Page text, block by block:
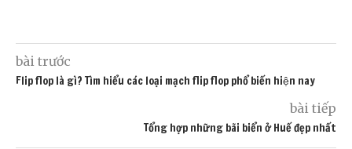
bài trước
Flip flop là gì? Tìm hiểu các loại mạch flip flop phổ biến hiện nay
bài tiếp
Tổng hợp những bãi biển ở Huế đẹp nhất